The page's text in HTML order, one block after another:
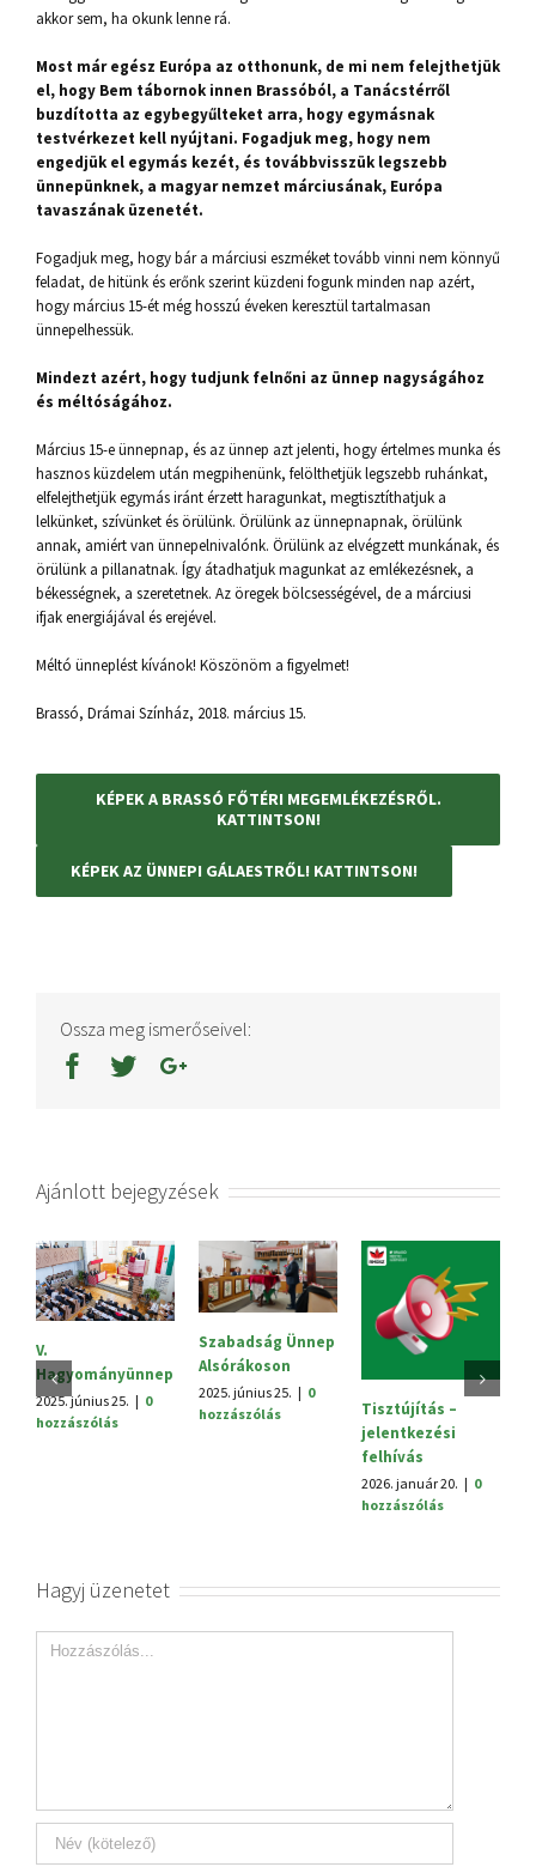
akkor sem, ha okunk lenne rá.
Most már egész Európa az otthonunk, de mi nem felejthetjük
el, hogy Bem tábornok innen Brassóból, a Tanácstérről
buzdította az egybegyűlteket arra, hogy egymásnak
testvérkezet kell nyújtani. Fogadjuk meg, hogy nem
engedjük el egymás kezét, és továbbvisszük legszebb
ünnepünknek, a magyar nemzet márciusának, Európa
tavaszának üzenetét.
Fogadjuk meg, hogy bár a márciusi eszméket tovább vinni nem könnyű
feladat, de hitünk és erőnk szerint küzdeni fogunk minden nap azért,
hogy március 15-ét még hosszú éveken keresztül tartalmasan
ünnepelhessük.
Mindezt azért, hogy tudjunk felnőni az ünnep nagyságához
és méltóságához.
Március 15-e ünnepnap, és az ünnep azt jelenti, hogy értelmes munka és
hasznos küzdelem után megpihenünk, felölthetjük legszebb ruhánkat,
elfelejthetjük egymás iránt érzett haragunkat, megtisztíthatjuk a
lelkünket, szívünket és örülünk. Örülünk az ünnepnapnak, örülünk
annak, amiért van ünnepelnivalónk. Örülünk az elvégzett munkának, és
örülünk a pillanatnak. Így átadhatjuk magunkat az emlékezésnek, a
békességnek, a szeretetnek. Az öregek bölcsességével, de a márciusi
ifjak energiájával és erejével.
Méltó ünneplést kívánok! Köszönöm a figyelmet!
Brassó, Drámai Színház, 2018. március 15.
KÉPEK A BRASSÓ FŐTÉRI MEGEMLÉKEZÉSRŐL.
KATTINTSON!
KÉPEK AZ ÜNNEPI GÁLAESTRŐL! KATTINTSON!
Ossza meg ismerőseivel:
Ajánlott bejegyzések
Hagyományünnep
2025. június 25. | 0
hozzászólás
Szabadság Ünnep
Alsórákoson
2025. június 25. | 0
hozzászólás
Tisztújítás –
jelentkezési
felhívás
2026. január 20. | 0
hozzászólás
Hagyj üzenetet